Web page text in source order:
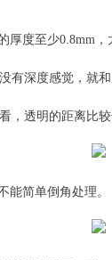
度至少0.8mm
深度感觉，就
，透明的距离比
能简单倒角处理。